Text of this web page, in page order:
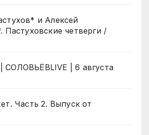
и Алексей
Пастуховские четверги /
| СОЛОВЬЁВLIVE | 6 августа
Часть 2. Выпуск от